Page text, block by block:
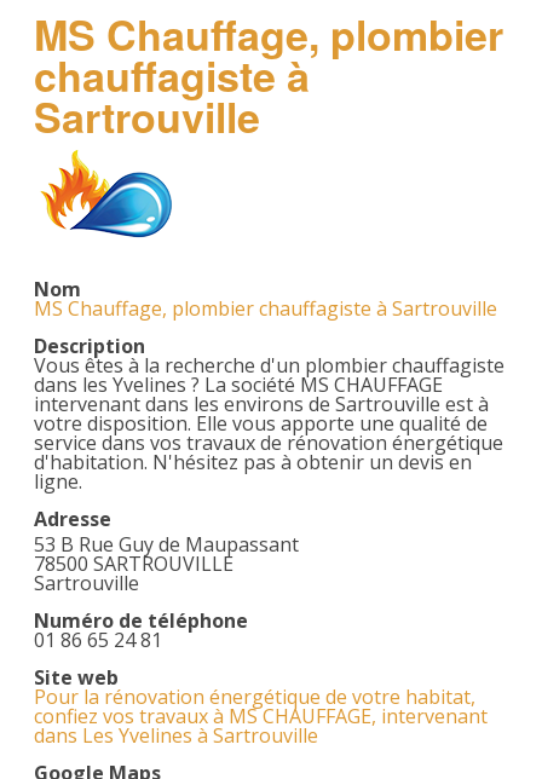
MS Chauffage, plombier
chauffagiste à
Sartrouville
Nom
MS Chauffage, plombier chauffagiste à Sartrouville
Description
Vous êtes à la recherche d'un plombier chauffagiste
dans les Yvelines ? La société MS CHAUFFAGE
intervenant dans les environs de Sartrouville est à
votre disposition. Elle vous apporte une qualité de
service dans vos travaux de rénovation énergétique
d'habitation. N'hésitez pas à obtenir un devis en
ligne.
Adresse
53 B Rue Guy de Maupassant
78500 SARTROUVILLE
Sartrouville
Numéro de téléphone
01 86 65 24 81
Site web
Pour la rénovation énergétique de votre habitat,
confiez vos travaux à MS CHAUFFAGE, intervenant
dans Les Yvelines à Sartrouville
Google Maps